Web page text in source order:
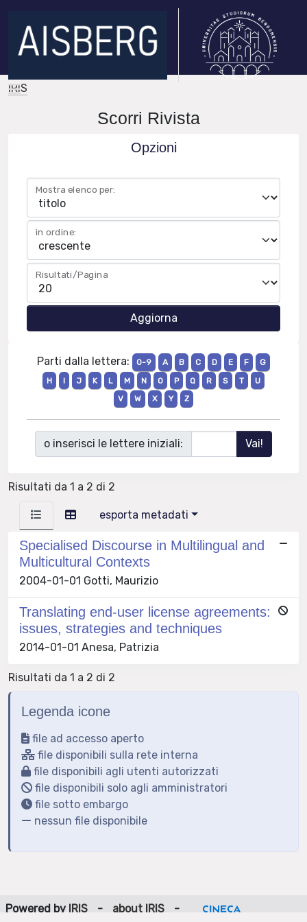
IRIS
Scorri Rivista
Opzioni
Mostra elenco per:
in ordine:
Risultati/Pagina
Parti dalla lettera: 0-9 A B C D E F
G
H
I J K L M N O P Q R S T
U
V
W X Y Z
o inserisci le lettere iniziali:
Risultati da 1 a 2 di 2
esporta metadati
Specialised Discourse in Multilingual and
Multicultural Contexts
2004-01-01 Gotti, Maurizio
Translating end-user license agreements:
issues, strategies and techniques
2014-01-01 Anesa, Patrizia
Risultati da 1 a 2 di 2
Legenda icone
file ad accesso aperto
file disponibili sulla rete interna
file disponibili agli utenti autorizzati
file disponibili solo agli amministratori
file sotto embargo
nessun file disponibile
Powered by IRIS - about IRIS
-